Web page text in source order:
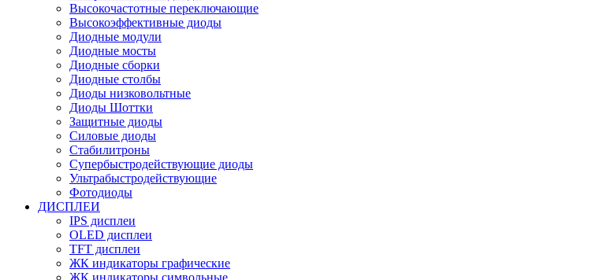
Высокочастотные переключающие
Высокоэффективные диоды
Диодные модули
Диодные мосты
Диодные сборки
Диодные столбы
Диоды низковольтные
Диоды Шоттки
Защитные диоды
Силовые диоды
Стабилитроны
Супербыстродействующие диоды
Ультрабыстродействующие
Фотодиоды
ДИСПЛЕИ
IPS дисплеи
OLED дисплеи
TFT дисплеи
ЖК индикаторы графические
ЖК индикаторы символьные